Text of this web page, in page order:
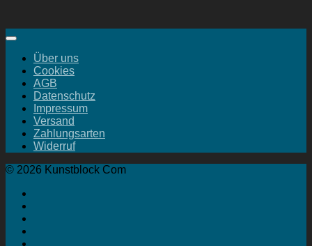
Über uns
Cookies
AGB
Datenschutz
Impressum
Versand
Zahlungsarten
Widerruf
© 2026 Kunstblock Com